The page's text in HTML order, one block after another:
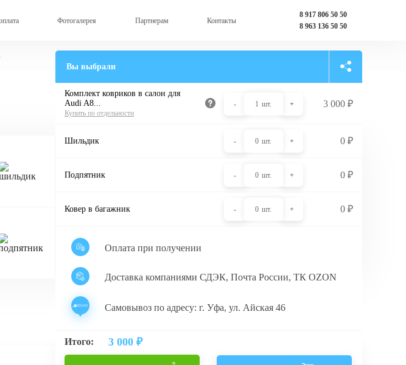
Фотогалерея Партнерам Контакты
8 917 806 50 50
8 963 136 50 50
Вы выбрали
Комплект ковриков в салон для
Audi A8...
Купить по отдельности
- 1 шт. + 3 000₽
Шильдик - 0 шт. + 0₽
Подпятник - 0 шт. + 0₽
Ковер в багажник - 0 шт. + 0₽
Оплата при получении
Доставка компаниями СДЭК, Почта России, ТК OZON
Самовывоз по адресу: г. Уфа, ул. Айская 46
Итого: 3 000 ₽